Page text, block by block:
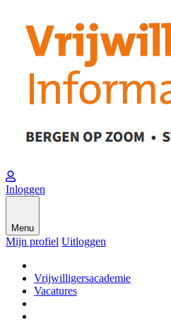
Inloggen
Menu
Mijn profiel Uitloggen
Vrijwilligersacademie
Vacatures